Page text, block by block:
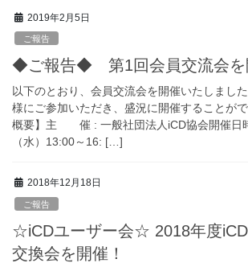
2019年2月5日
ご報告
◆ご報告◆ 第1回会員交流会を
以下のとおり、会員交流会を開催いたしまし
様にご参加いただき、盛況に開催することが
概要】主 催 : 一般社団法人iCD協会開催日
（水）13:00～16: […]
2018年12月18日
ご報告
☆iCDユーザー会☆ 2018年度
交換会を開催！